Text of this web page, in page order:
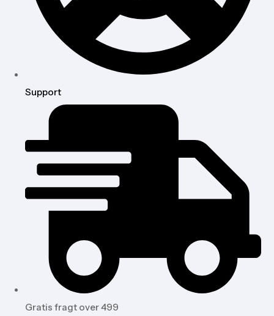
Support
Gratis fragt over 499